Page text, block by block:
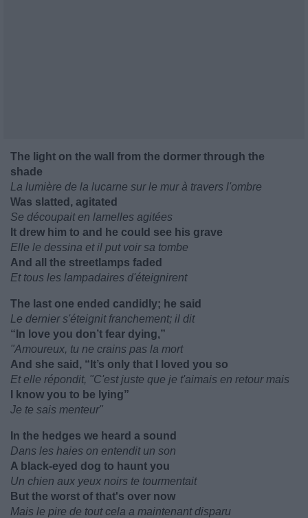
The light on the wall from the dormer through the
shade
La lumière de la lucarne sur le mur à travers l'ombre
Was slatted, agitated
Se découpait en lamelles agitées
It drew him to and he could see his grave
Elle le dessina et il put voir sa tombe
And all the streetlamps faded
Et tous les lampadaires d'éteignirent
The last one ended candidly; he said
Le dernier s'éteignit franchement; il dit
“In love you don’t fear dying,”
"Amoureux, tu ne crains pas la mort
And she said, “It’s only that I loved you so
Et elle répondit, "C'est juste que je t'aimais en retour mais
I know you to be lying”
Je te sais menteur"
In the hedges we heard a sound
Dans les haies on entendit un son
A black-eyed dog to haunt you
Un chien aux yeux noirs te tourmentait
But the worst of that's over now
Mais le pire de tout cela a maintenant disparu